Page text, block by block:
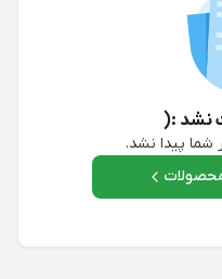
نشد :(
شما پیدا نشد.